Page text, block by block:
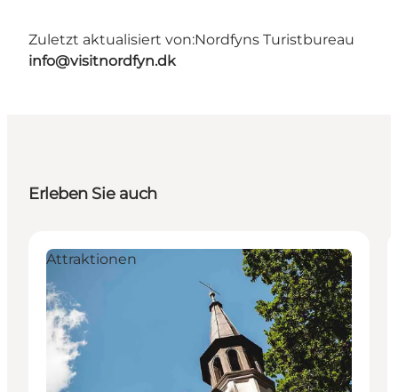
Zuletzt aktualisiert von:Nordfyns Turistbureau
info@visitnordfyn.dk
Erleben Sie auch
Attraktionen